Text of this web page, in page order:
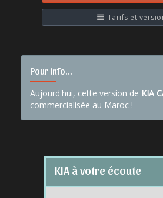
Tarifs et
Pour info...
Aujourd'hui, cette version de KIA
commercialisée au Maroc !
KIA à votre écoute